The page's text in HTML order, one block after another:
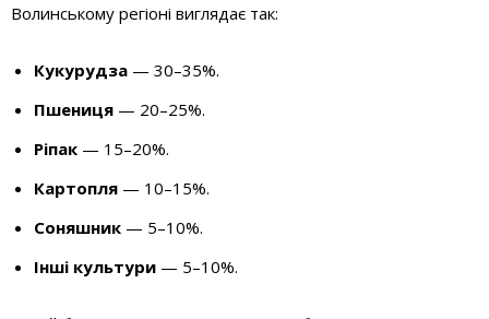
Волинському регіоні виглядає так:
Кукурудза — 30–35%.
Пшениця — 20–25%.
Ріпак — 15–20%.
Картопля — 10–15%.
Соняшник — 5–10%.
Інші культури — 5–10%.